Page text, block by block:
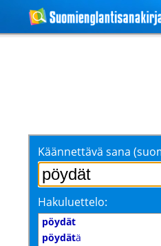
Käännettävä sana
Hakuluettelo:
pöydät
pöydätä